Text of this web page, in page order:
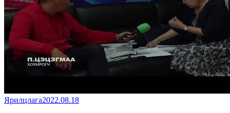
Ярилцлага2022.08.18